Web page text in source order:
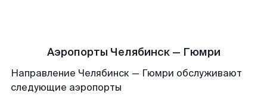
Аэропорты Челябинск — Гюмри
Направление Челябинск — Гюмри обслуживают
следующие аэропорты